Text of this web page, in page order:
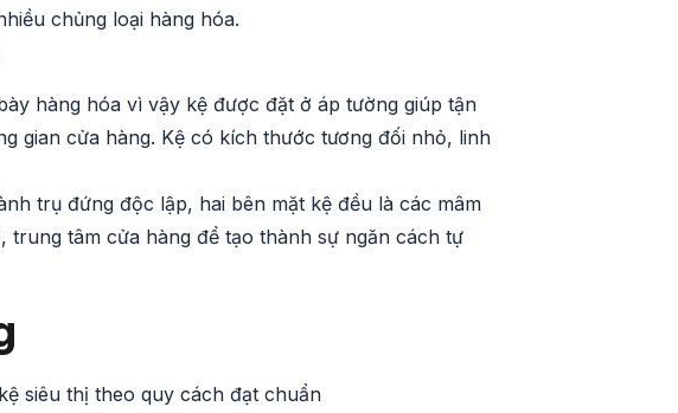
chủng loại hàng hóa.
hàng hóa vì vậy kệ được đặt ở áp tường giúp tận
gian cửa hàng. Kệ có kích thước tương đối nhỏ, linh
trụ đứng độc lập, hai bên mặt kệ đều là các mâm
tâm cửa hàng để tạo thành sự ngăn cách tự
siêu thị theo quy cách đạt chuẩn